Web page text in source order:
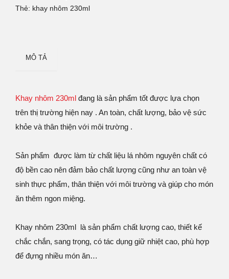
Thẻ: khay nhôm 230ml
MÔ TẢ
Khay nhôm 230ml đang là sản phẩm tốt được lựa chọn
trên thị trường hiện nay . An toàn, chất lượng, bảo vệ sức
khỏe và thân thiện với môi trường .
Sản phẩm được làm từ chất liệu lá nhôm nguyên chất có
độ bền cao nên đảm bảo chất lượng cũng như an toàn vệ
sinh thực phẩm, thân thiện với môi trường và giúp cho món
ăn thêm ngon miệng.
Khay nhôm 230ml là sản phẩm chất lượng cao, thiết kế
chắc chắn, sang trọng, có tác dụng giữ nhiệt cao, phù hợp
để đựng nhiều món ăn…